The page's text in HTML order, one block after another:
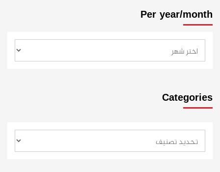
Per year/month
Categories